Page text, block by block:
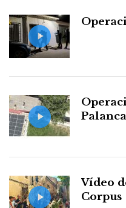
Vídeo
Corpus